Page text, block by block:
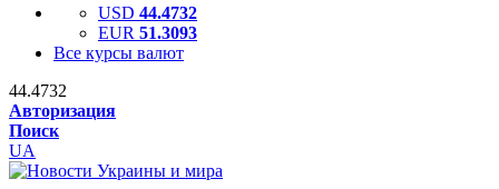
USD 44.4732
EUR 51.3093
Все курсы валют
44.4732
Авторизация
Поиск
UA